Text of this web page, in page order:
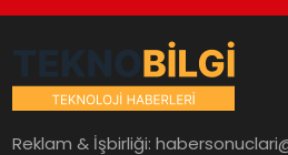
Reklam & İşbirliği: